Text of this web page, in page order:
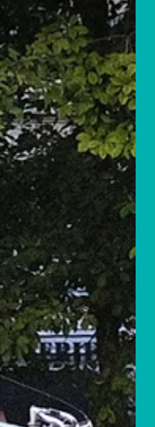
Brasserie Artisanale du Val
d'Ainan - La Dauphine, (82 voie
de la Marinette) Atelier
réparation vélo de 17h à 19h Le
13 juin à 19h Saint-Pierre-de-
Chartreuse à La Clairière (384 Rte
du C